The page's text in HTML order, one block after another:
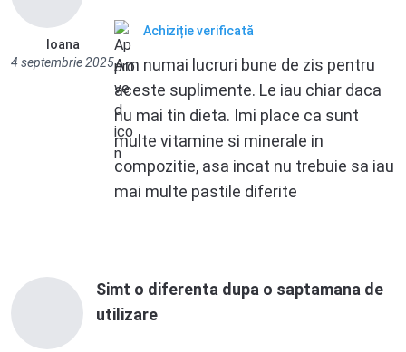
Ioana
4 septembrie 2025
Achiziție verificată
Am numai lucruri bune de zis pentru
aceste suplimente. Le iau chiar daca
nu mai tin dieta. Imi place ca sunt
multe vitamine si minerale in
compozitie, asa incat nu trebuie sa iau
mai multe pastile diferite
Simt o diferenta dupa o saptamana de
utilizare